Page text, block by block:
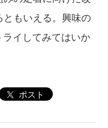
もいえる。興味の
イしてみてはいか
ポスト